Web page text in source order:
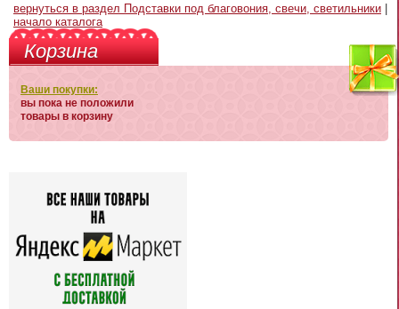
вернуться в раздел Подставки под благовония, свечи, светильники
начало каталога
Корзина
Ваши покупки:
вы пока не положили
товары в корзину